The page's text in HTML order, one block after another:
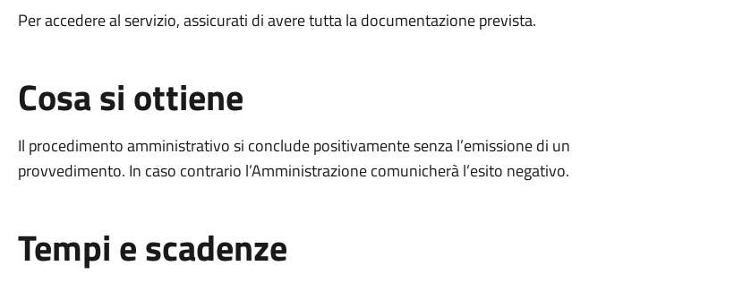
Per accedere al servizio, assicurati di avere tutta la documentazione prevista.
Cosa si ottiene
Il procedimento amministrativo si conclude positivamente senza l’emissione di un
provvedimento. In caso contrario l’Amministrazione comunicherà l’esito negativo.
Tempi e scadenze